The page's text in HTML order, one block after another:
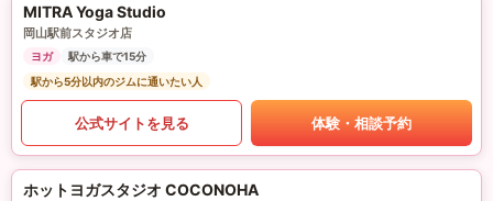
MITRA Yoga Studio
岡山駅前スタジオ店
ヨガ
駅から車で15分
駅から5分以内のジムに通いたい人
公式サイトを見る 体験・相談予約
ホットヨガスタジオ COCONOHA